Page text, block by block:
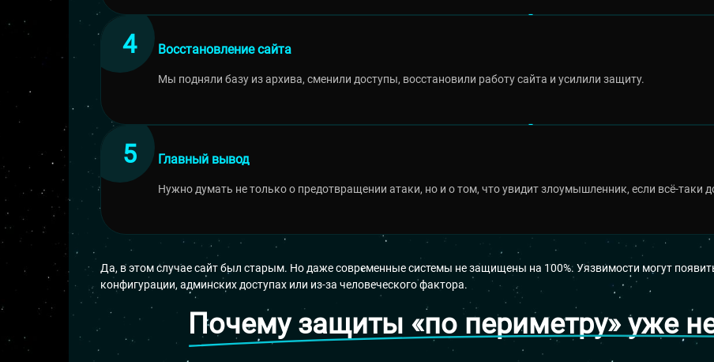
Восстановление сайта
Мы подняли базу из архива, сменили доступы, восстановили работу сайта и усилили защиту.
Главный вывод
Нужно думать не только о предотвращении атаки, но и о том, что увидит злоумышленник, если всё-таки
Да, в этом случае сайт был старым. Но даже современные системы не защищены на 100%. Уязвимости могут
конфигурации, админских доступах или из-за человеческого фактора.
Почему защиты «по периметру» уже